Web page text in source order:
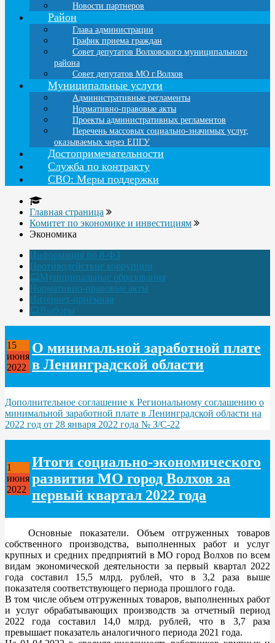
Новости партнеров
Район
Глава администрации
График приема граждан
Совет депутатов Волховского муниципального
района
Совет депутатов МО г.Волхов
Муниципальные услуги
Административные регламенты
Нормативно-правовые акты
Проекты административных регламентов
Перечень массовых социально-значимых услуг,
оказываемых через ЕПГУ
Достопримечательности
Служба по контракту
СВО: Меры поддержки
Главная страница
Комитет по экономике и инвестициям
Экономика
Информация по 8-ФЗ
Противодействие коррупции
Муниципальные образования
Нормативно-правовые акты
Интернет-приёмная
Выборы
15
июня
2022
О минимальной заработной плате
в Ленинградской области
Дополнительное соглашение к Региональному соглашению о
минимальной заработной плате в Ленинградской области на
2022 год от 28 января 2022 года № З/С-22
1
июня
2022
Итоги социально-экономического
развития МО город Волхов за
первый квартал 2022 года
Основные показатели. Объем отгруженных товаров
собственного производства, выполненных работ и услуг
крупных и средних предприятий в МО город Волхов по всем
видам экономической деятельности за первый квартал 2022
года составил 15,5 млрд. рублей, что в 3,2 раза выше
показателя соответствующего периода прошлого года.
В том числе объем отгруженных товаров, выполненных работ
и услуг обрабатывающих производств за отчетный период
2022 года составил 14,0 млрд. рублей, что в 3,7 раза
превышает показатель аналогичного периода 2021 года.